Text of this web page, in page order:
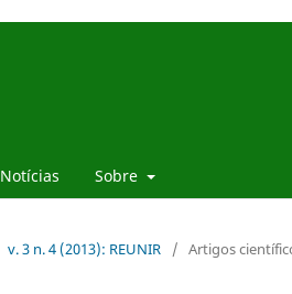
Notícias Sobre
v. 3 n. 4 (2013): REUNIR / Artigos